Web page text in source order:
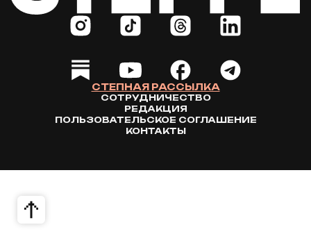
СТЕПНАЯ РАССЫЛКА
СОТРУДНИЧЕСТВО
РЕДАКЦИЯ
ПОЛЬЗОВАТЕЛЬСКОЕ СОГЛАШЕНИЕ
КОНТАКТЫ